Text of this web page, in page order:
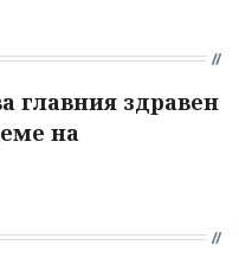
главния здравен
на